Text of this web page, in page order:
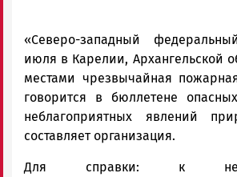
«Северо-западный
июля в Карелии, Архангельской
местами чрезвычайная
говорится в бюллетене
неблагоприятных явлений
составляет организация.
Для справки: к